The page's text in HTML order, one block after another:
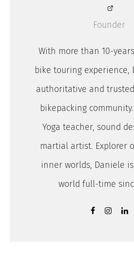
Founder
With more than 10-
bike touring experience,
authoritative and
bikepacking
Yoga teacher, sound
martial artist. Explorer
inner worlds, Daniele
world full-time